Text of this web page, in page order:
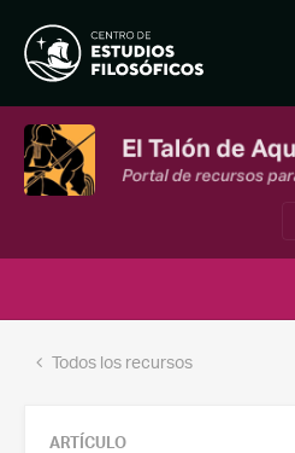
Todos los recursos
ARTÍCULO